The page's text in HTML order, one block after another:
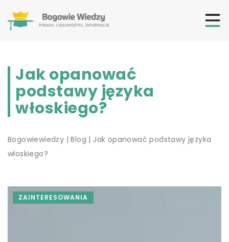
Jak opanować
podstawy języka
włoskiego?
Bogowiewiedzy |Blog | Jak opanować podstawy języka
włoskiego?
ZAINTERESOWANIA